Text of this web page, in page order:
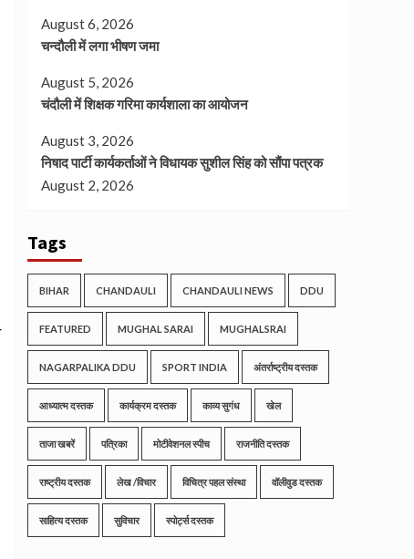
August 6, 2026
चन्दौली में लगा भीषण जमा
August 5, 2026
चंदौली में शिक्षक गरिमा कार्यशाला का आयोजन
August 3, 2026
निषाद पार्टी कार्यकर्ताओं ने विधायक सुशील सिंह को सौंपा पत्रक
August 2, 2026
Tags
BIHAR CHANDAULI CHANDAULI NEWS DDU
FEATURED MUGHAL SARAI MUGHALSRAI
NAGARPALIKA DDU SPORT INDIA अंतर्राष्ट्रीय दस्तक
आध्यात्म दस्तक कार्यक्रम दस्तक काव्य सुगंध खेल
ताजा खबरें पत्रिका मोटीवेशनल स्पीच राजनीति दस्तक
राष्ट्रीय दस्तक लेख /विचार विचित्र पहल संस्था वॉलीवुड दस्तक
साहित्य दस्तक सुविचार स्पोर्ट्स दस्तक